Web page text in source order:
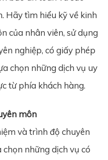
Hãy tìm hiểu kỹ về kinh
của nhân viên, sử dụng
nghiệp, có giấy phép
chọn những dịch vụ uy
từ phía khách hàng.
môn
và trình độ chuyên
những dịch vụ có